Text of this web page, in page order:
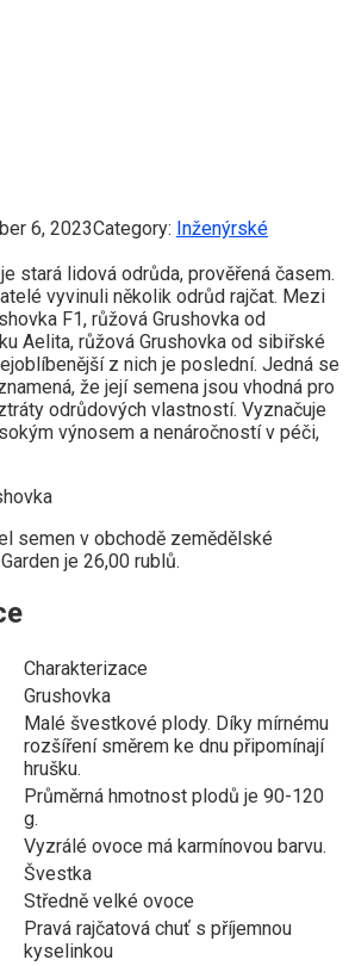
6, 2023Category: Inženýrské
stará lidová odrůda, prověřená časem.
vyvinuli několik odrůd rajčat. Mezi
F1, růžová Grushovka od
Aelita, růžová Grushovka od sibiřské
z nich je poslední. Jedná se
že její semena jsou vhodná pro
odrůdových vlastností. Vyznačuje
výnosem a nenáročností v péči,
semen v obchodě zemědělské
je 26,00 rublů.
Charakterizace
Grushovka
Malé švestkové plody. Díky mírnému
rozšíření směrem ke dnu připomínají
hrušku.
Průměrná hmotnost plodů je 90-120
g.
Vyzrálé ovoce má karmínovou barvu.
Švestka
Středně velké ovoce
Pravá rajčatová chuť s příjemnou
kyselinkou